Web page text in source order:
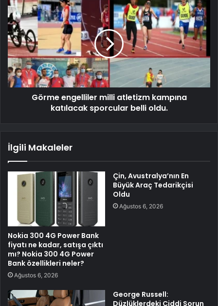
Görme engelliler milli atletizm kampına
katılacak sporcular belli oldu.
İlgili Makaleler
Nokia 300 4G Power Bank
fiyatı ne kadar, satışa çıktı
mı? Nokia 300 4G Power
Bank özellikleri neler?
Ağustos 6, 2026
Çin, Avustralya’nın En
Büyük Araç Tedarikçisi
Oldu
Ağustos 6, 2026
George Russell:
Düzlüklerdeki Ciddi Sorun